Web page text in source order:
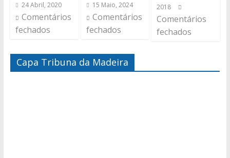
24 Abril, 2020
Comentários
fechados
15 Maio, 2024
Comentários
fechados
2018
Comentários
fechados
Capa Tribuna da Madeira